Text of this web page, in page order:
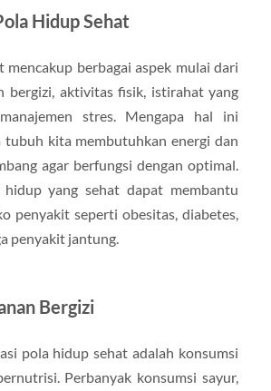
Hidup Sehat
mencakup berbagai aspek mulai dari
bergizi, aktivitas fisik, istirahat yang
stres. Mengapa hal ini
tubuh kita membutuhkan energi dan
agar berfungsi dengan optimal.
hidup yang sehat dapat membantu
penyakit seperti obesitas, diabetes,
penyakit jantung.
Bergizi
pola hidup sehat adalah konsumsi
Perbanyak konsumsi sayur,